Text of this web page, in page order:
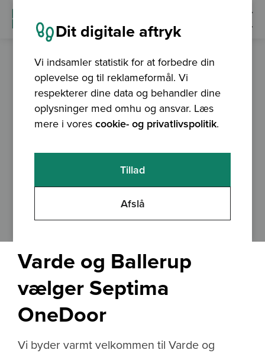
Dit digitale aftryk
Vi indsamler statistik for at forbedre din
oplevelse og til reklameformål. Vi
respekterer dine data og behandler dine
oplysninger med omhu og ansvar. Læs
mere i vorescookie- og privatlivspolitik.
Afslå
Tillad
nyhed 28.11.2024
Varde og Ballerup
vælger Septima
OneDoor
Vi byder varmt velkommen til Varde og